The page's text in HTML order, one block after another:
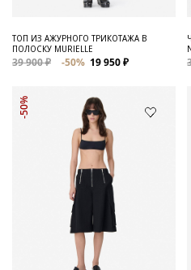
ТОП ИЗ АЖУРНОГО ТРИКОТАЖА В
ПОЛОСКУ MURIELLE
39 900 ₽ -50% 19 950 ₽
-50%